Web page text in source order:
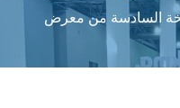
السادسة من معرض